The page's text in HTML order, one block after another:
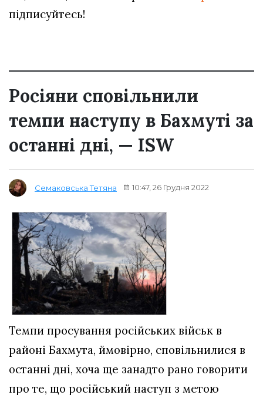
підписуйтесь!
Росіяни сповільнили
темпи наступу в Бахмуті за
останні дні, — ISW
Семаковська Тетяна 10:47, 26 Грудня 2022
Темпи просування російських військ в
районі Бахмута, ймовірно, сповільнилися в
останні дні, хоча ще занадто рано говорити
про те, що російський наступ з метою